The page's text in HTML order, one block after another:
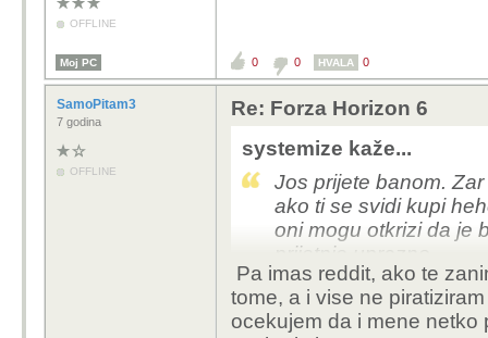
OFFLINE
Moj PC 0 0 HVALA 0
SamoPitam3
7 godina
OFFLINE
Re: Forza Horizon 6
systemize kaže...
Jos prijete banom.
ako ti se svidi kupi
oni mogu otkrizi da je
prijetnje uprazno
Pa imas reddit, ako te
tome, a i vise ne
ocekujem da i mene netko